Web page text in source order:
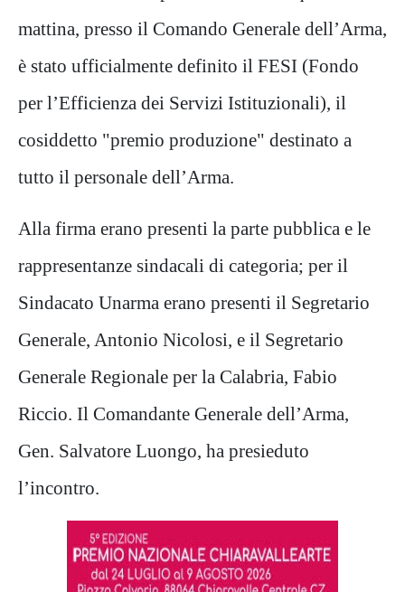
mattina, presso il Comando Generale dell’Arma,
è stato ufficialmente definito il FESI (Fondo
per l’Efficienza dei Servizi Istituzionali), il
cosiddetto "premio produzione" destinato a
tutto il personale dell’Arma.
Alla firma erano presenti la parte pubblica e le
rappresentanze sindacali di categoria; per il
Sindacato Unarma erano presenti il Segretario
Generale, Antonio Nicolosi, e il Segretario
Generale Regionale per la Calabria, Fabio
Riccio. Il Comandante Generale dell’Arma,
Gen. Salvatore Luongo, ha presieduto
l’incontro.